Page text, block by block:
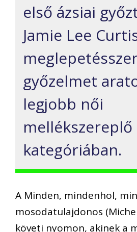
első ázsiai
Jamie Lee
győzelmet
legjobb női
mellékszereplő
kategóriában.
A Minden, mindenhol,
mosodatulajdonos
követi nyomon, akinek a